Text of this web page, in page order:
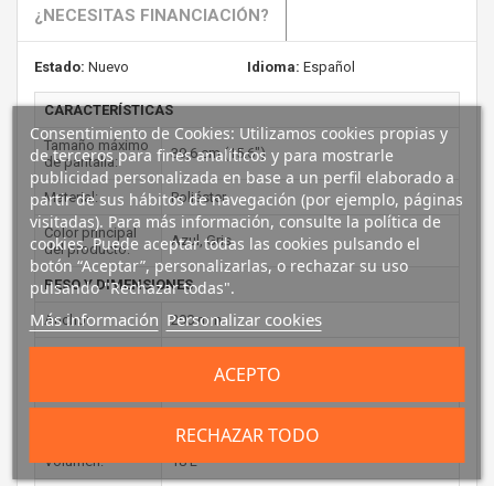
¿NECESITAS FINANCIACIÓN?
Estado: Nuevo Idioma: Español
CARACTERÍSTICAS
Tamaño máximo
de pantalla:
39,6 cm (15.6")
Material: Poliéster
Color principal
del producto:
Azul, Gris
PESO Y DIMENSIONES
Ancho: 290 mm
510 g
Volumen: 18 L
Consentimiento de Cookies: Utilizamos cookies propias y
de terceros para fines analíticos y para mostrarle
publicidad personalizada en base a un perfil elaborado a
partir de sus hábitos de navegación (por ejemplo, páginas
visitadas). Para más información, consulte la política de
cookies. Puede aceptar todas las cookies pulsando el
botón “Aceptar”, personalizarlas, o rechazar su uso
pulsando "Rechazar todas".
Más información Personalizar cookies
RECHAZAR TODO
ACEPTO